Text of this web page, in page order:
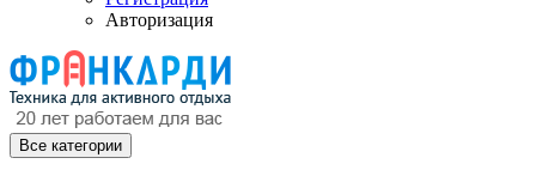
Авторизация
Все категории